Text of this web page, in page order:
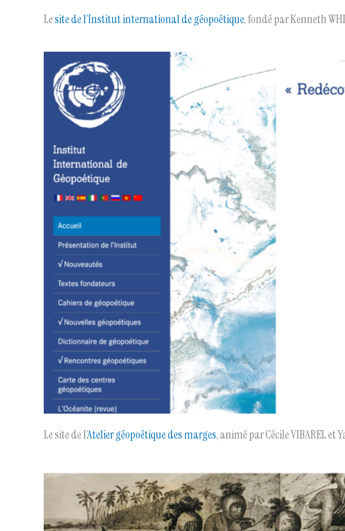
Lesite de l’Institut international de géopoétique, fondé par Kenneth
Le site de l’Atelier géopoétique des marges, animé par Cécile VIBAREL et